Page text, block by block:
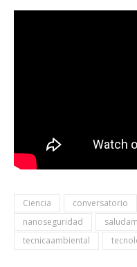
Ciencia conversatorio
nanoseguridad
tecnicaambiental